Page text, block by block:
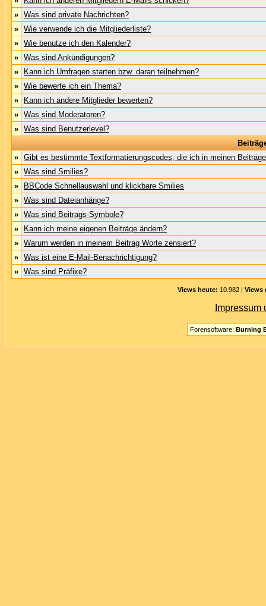
» Was sind private Nachrichten?
» Wie verwende ich die Mitgliederliste?
» Wie benutze ich den Kalender?
» Was sind Ankündigungen?
»
Kann ich Umfragen starten bzw. daran teilnehmen?
» Wie bewerte ich ein Thema?
»
Kann ich andere Mitglieder bewerten?
» Was sind Moderatoren?
» Was sind Benutzerlevel?
» Gibt es bestimmte Textformatierungscodes, die ich in meinen
» Was sind Smilies?
»
BBCode Schnellauswahl und klickbare Smilies
» Was sind Dateianhänge?
» Was sind Beitrags-Symbole?
»
Kann ich meine eigenen Beiträge ändern?
» Warum werden in meinem Beitrag Worte zensiert?
» Was ist eine E-Mail-Benachrichtigung?
» Was sind Präfixe?
Views heute: 10.982 | Views
Forensoftware: Burning